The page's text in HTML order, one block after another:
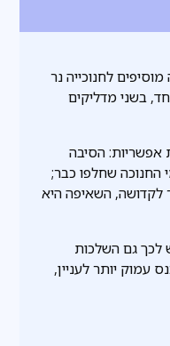
לחנוכייה נר
בשני מדליקים
הסיבה
החנוכה שחלפו כבר;
לקדושה, השאיפה היא
לכך גם השלכות
עמוק יותר לעניין,